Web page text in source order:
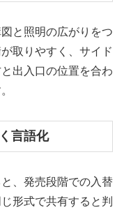
と照明の広がりをつ
取りやすく、サイド
出入口の位置を合わ
言語化
、発売段階での入替
形式で共有すると判